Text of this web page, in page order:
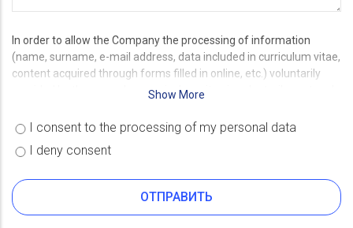
In order to allow the Company the processing of information
(name, surname, e-mail address, data included in curriculum vitae,
content acquired through forms filled in online, etc.) voluntarily
provided by the user when curriculum vitae is voluntarily sent and
Controller to assess suitability in view of a potential company
necessary that the candidate freely expresses his/her consent.
and Processing methods, Data retention period, Methods of
communication, disclosure, transfer and access to Data, Rights of
Show More
I consent to the processing of my personal data
I deny consent